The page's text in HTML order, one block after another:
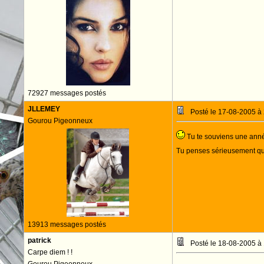
72927 messages postés
JLLEMEY
Gourou Pigeonneux
13913 messages postés
Posté le 17-08-2005
Tu te souviens une
Tu penses sérieusement
patrick
Carpe diem ! !
Posté le 18-08-2005